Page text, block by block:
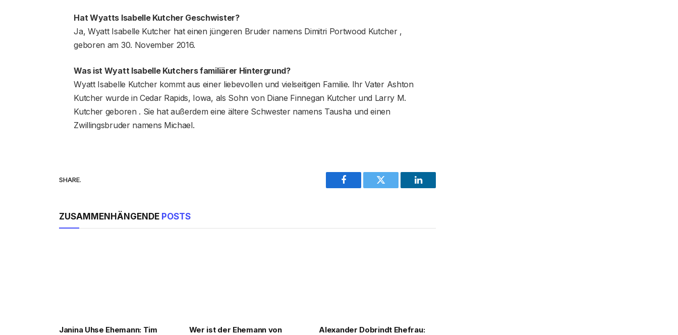
Hat Wyatts Isabelle Kutcher Geschwister?
Ja, Wyatt Isabelle Kutcher hat einen jüngeren Bruder namens Dimitri Portwood Kutcher ,
geboren am 30. November 2016.
Was ist Wyatt Isabelle Kutchers familiärer Hintergrund?
Wyatt Isabelle Kutcher kommt aus einer liebevollen und vielseitigen Familie. Ihr Vater Ashton
Kutcher wurde in Cedar Rapids, Iowa, als Sohn von Diane Finnegan Kutcher und Larry M.
Kutcher geboren . Sie hat außerdem eine ältere Schwester namens Tausha und einen
Zwillingsbruder namens Michael.
SHARE.
Facebook Twitter LinkedIn
ZUSAMMENHÄNGENDE POSTS
Janina Uhse Ehemann: Tim Wer ist der Ehemann von Alexander Dobrindt Ehefrau: